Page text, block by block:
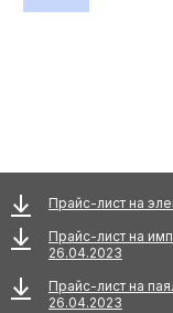
Прайс-лист на
Прайс-лист на
26.04.2023
Прайс-лист на
26.04.2023